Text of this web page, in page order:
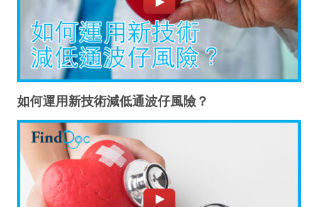
如何運用新技術減低通波仔風險？